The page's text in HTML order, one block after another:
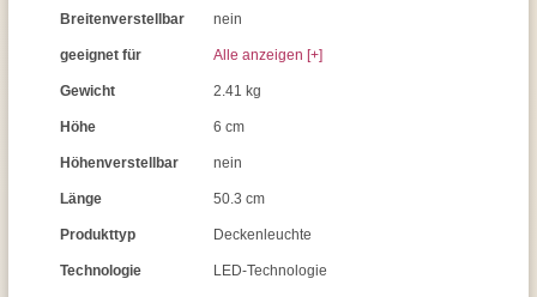
Breitenverstellbar nein
geeignet für Alle anzeigen [+]
Gewicht 2.41 kg
Höhe 6 cm
Höhenverstellbar nein
Länge 50.3 cm
Produkttyp Deckenleuchte
Technologie LED-Technologie